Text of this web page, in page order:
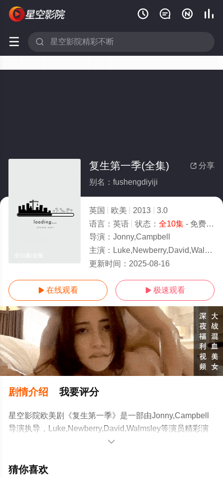
   
 
 分享
复生第一季(全集)
别名：fushengdiyiji
英国 欧美 2013
3.0
语言： 英语 状态： 全10集- 免费在线观看
导演： Jonny,Campbell
主演： Luke,Newberry,David,Walmsley
更新时间： 2025-08-16
 在线观看  极速观看
剧情介绍 我要评分
星空影院欧美剧《复生第一季》是一部由Jonny,Campbell
导演执导，Luke,Newberry,David,Walmsley等演员精彩演
绎的英国电视剧，大结局剧情已揭晓（全10集），手机免
播电视剧提前免费观看，更多剧情信息可移步至豆瓣电视

猜你喜欢